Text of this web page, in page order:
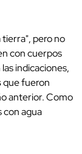
tierra", pero no
con cuerpos
indicaciones,
que fueron
anterior. Como
con agua